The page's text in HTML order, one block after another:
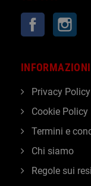
Facebook
INFORMAZIONI
Privacy Policy
Cookie Policy
Termini e
Chi siamo
Regole sui resi